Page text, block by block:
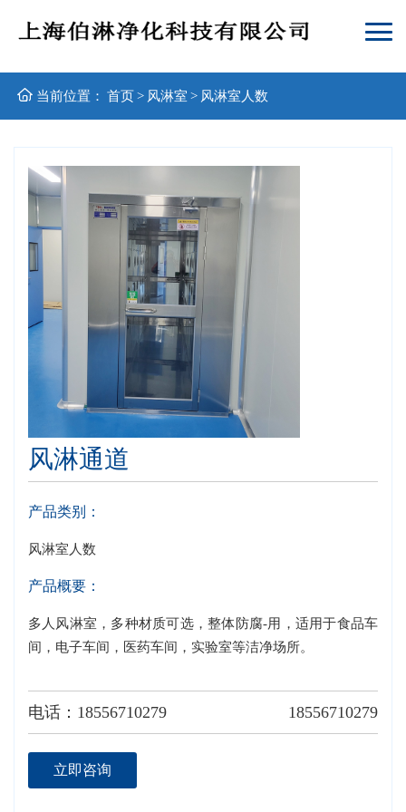
当前位置： 首页> 风淋室 > 风淋室人数
风淋通道
产品类别：
风淋室人数
产品概要：
多人风淋室，多种材质可选，整体防腐-用，适用于食品车
间，电子车间，医药车间，实验室等洁净场所。
电话：18556710279 18556710279
立即咨询